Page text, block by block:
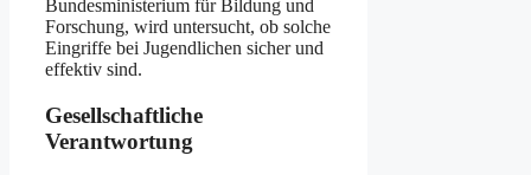
Bundesministerium für Bildung und
Forschung, wird untersucht, ob solche
Eingriffe bei Jugendlichen sicher und
effektiv sind.
Gesellschaftliche
Verantwortung